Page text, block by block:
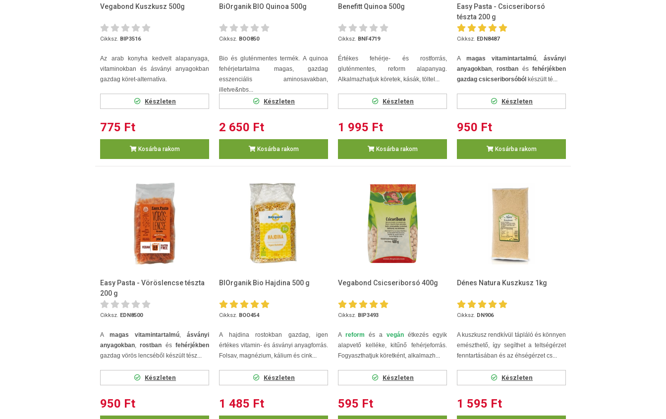
Vegabond Kuszkusz 500g
Cikksz. BIP3516
Az arab konyha kedvelt alapanyaga,
vitaminokban és ásványi anyagokban
gazdag köret-alternatíva.
Készleten
775 Ft
Kosárba rakom
BiOrganik BIO Quinoa 500g
Cikksz. BOO850
Bio és gluténmentes termék. A quinoa
fehérjetartalma magas, gazdag
esszenciális aminosavakban,
illetve&nbs...
Készleten
2 650 Ft
Kosárba rakom
Benefitt Quinoa 500g
Cikksz. BNF4719
Értékes fehérje- és rostforrás,
gluténmentes, reform alapanyag.
Alkalmazhatjuk köretek, kásák, töltel...
Készleten
1 995 Ft
Kosárba rakom
Easy Pasta - Csicseriborsó
tészta 200 g
Cikksz. EDN8487
A magas vitamintartalmú, ásványi
anyagokban,rostban ésfehérjékben
gazdag csicseriborsóból készült té...
Készleten
950 Ft
Kosárba rakom
Easy Pasta - Vöröslencse tészta
200 g
Cikksz. EDN8500
A magas vitamintartalmú, ásványi
anyagokban,rostban ésfehérjékben
gazdag vörös lencséből készült tész...
Készleten
950 Ft
BIOrganik Bio Hajdina 500 g
Cikksz. BOO454
A hajdina rostokban gazdag, igen
értékes vitamin- és ásványi anyagforrás.
Folsav, magnézium, kálium és cink...
Készleten
1 485 Ft
Vegabond Csicseriborsó 400g
Cikksz. BIP3493
A reform és a vegán étkezés egyik
alapvető kelléke, kitűnő fehérjeforrás.
Fogyaszthatjuk köretként, alkalmazh...
Készleten
595 Ft
Dénes Natura Kuszkusz 1kg
Cikksz. DN906
A kuszkusz rendkívül tápláló és könnyen
emészthető, így segíthet a teltségérzet
fenntartásában és az éhségérzet cs...
Készleten
1 595 Ft